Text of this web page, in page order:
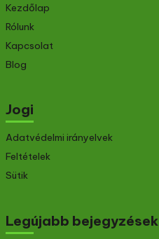
Kezdőlap
Rólunk
Kapcsolat
Blog
Jogi
Adatvédelmi irányelvek
Feltételek
Sütik
Legújabb bejegyzések